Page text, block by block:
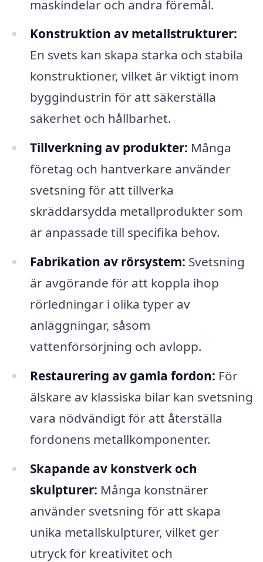
maskindelar och andra föremål.
Konstruktion av metallstrukturer:
En svets kan skapa starka och stabila
konstruktioner, vilket är viktigt inom
byggindustrin för att säkerställa
säkerhet och hållbarhet.
Tillverkning av produkter: Många
företag och hantverkare använder
svetsning för att tillverka
skräddarsydda metallprodukter som
är anpassade till specifika behov.
Fabrikation av rörsystem: Svetsning
är avgörande för att koppla ihop
rörledningar i olika typer av
anläggningar, såsom
vattenförsörjning och avlopp.
Restaurering av gamla fordon: För
älskare av klassiska bilar kan svetsning
vara nödvändigt för att återställa
fordonens metallkomponenter.
Skapande av konstverk och
skulpturer: Många konstnärer
använder svetsning för att skapa
unika metallskulpturer, vilket ger
utryck för kreativitet och